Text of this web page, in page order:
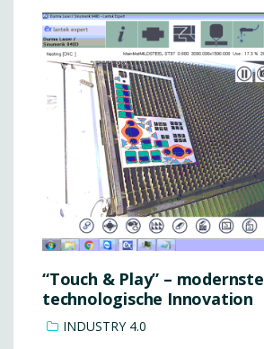
“Touch & Play” – modernste
technologische Innovation
INDUSTRY 4.0